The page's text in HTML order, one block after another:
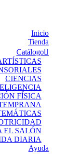
Inicio
Tienda
Catálogo
CIENCIAS
FÍSICA
EL SALÓN
DIARIA
Ayuda